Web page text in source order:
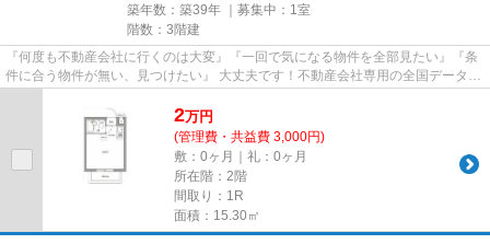
築年数：築39年 ｜募集中： 1室
階数：3階建
『何度も不動産会社に行くのは大変』『一回で気になる物件を全部見たい』『条
件に合う物件が無い、見つけたい』 大丈夫です！不動産会社専用の全国データベ
2万円
(管理費・共益費 3,000円)
敷：0ヶ月｜礼：0ヶ月
所在階：2階
間取り：1R
面積：15.30㎡